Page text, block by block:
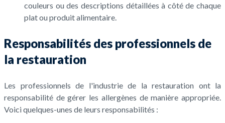
couleurs ou des descriptions détaillées à côté de chaque
plat ou produit alimentaire.
Responsabilités des professionnels de
la restauration
Les professionnels de l'industrie de la restauration ont la
responsabilité de gérer les allergènes de manière appropriée.
Voici quelques-unes de leurs responsabilités :